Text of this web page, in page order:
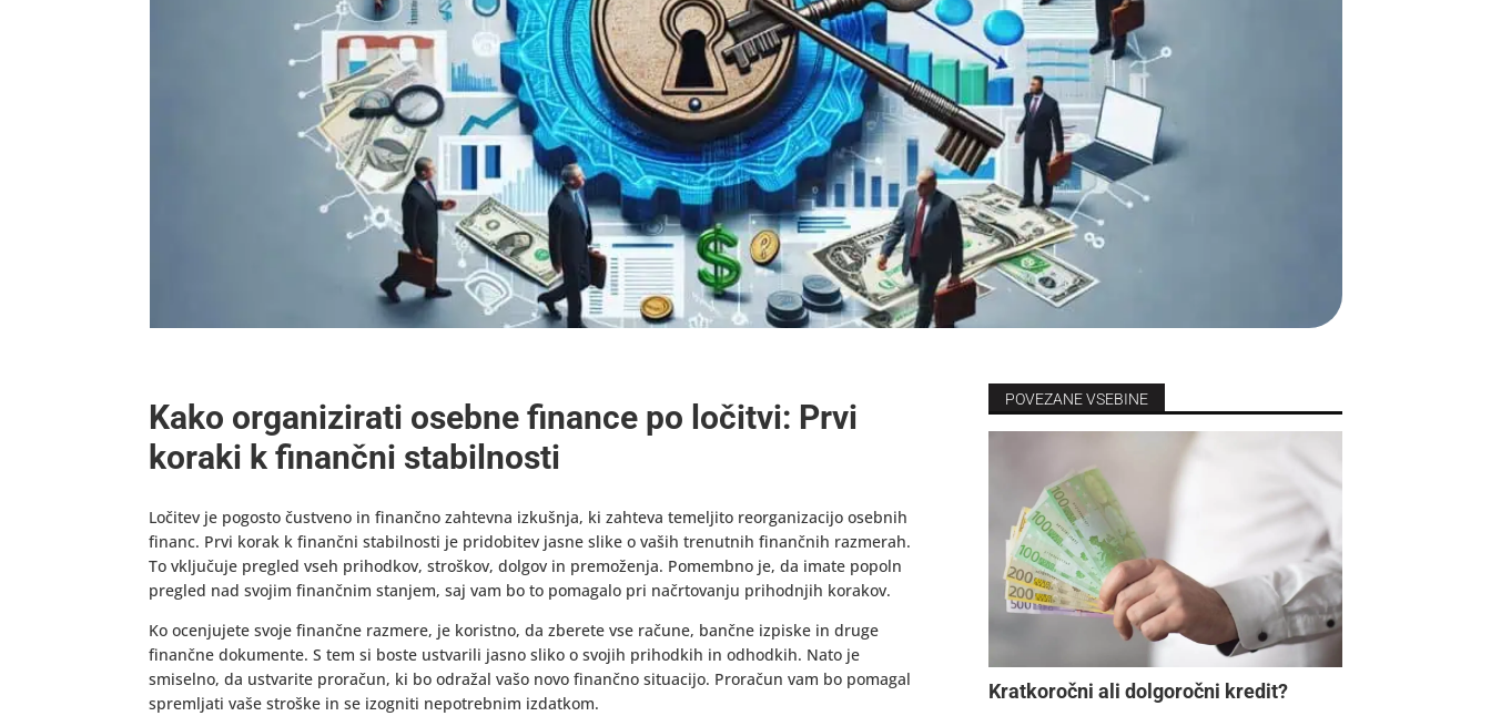
Kako organizirati osebne finance po ločitvi: Prvi
koraki k finančni stabilnosti
Ločitev je pogosto čustveno in finančno zahtevna izkušnja, ki zahteva temeljito reorganizacijo osebnih
financ. Prvi korak k finančni stabilnosti je pridobitev jasne slike o vaših trenutnih finančnih razmerah.
To vključuje pregled vseh prihodkov, stroškov, dolgov in premoženja. Pomembno je, da imate popoln
pregled nad svojim finančnim stanjem, saj vam bo to pomagalo pri načrtovanju prihodnjih korakov.
Ko ocenjujete svoje finančne razmere, je koristno, da zberete vse račune, bančne izpiske in druge
finančne dokumente. S tem si boste ustvarili jasno sliko o svojih prihodkih in odhodkih. Nato je
smiselno, da ustvarite proračun, ki bo odražal vašo novo finančno situacijo. Proračun vam bo pomagal
spremljati vaše stroške in se izogniti nepotrebnim izdatkom.
POVEZANE VSEBINE
Kratkoročni ali dolgoročni kredit?